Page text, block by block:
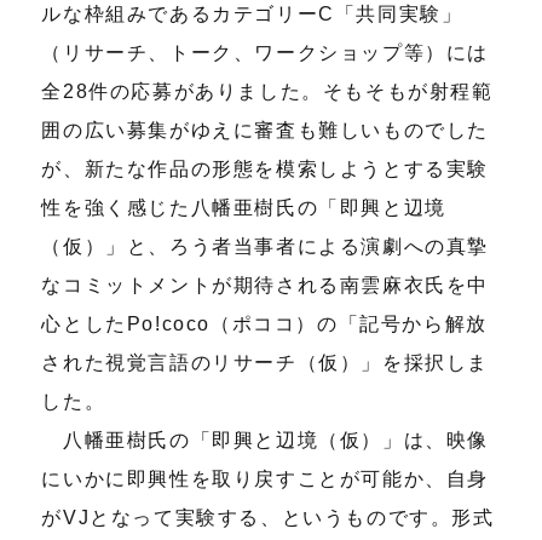
ルな枠組みであるカテゴリーC「共同実験」
（リサーチ、トーク、ワークショップ等）には
全28件の応募がありました。そもそもが射程範
囲の広い募集がゆえに審査も難しいものでした
が、新たな作品の形態を模索しようとする実験
性を強く感じた八幡亜樹氏の「即興と辺境
（仮）」と、ろう者当事者による演劇への真摯
なコミットメントが期待される南雲麻衣氏を中
心としたPo!coco（ポココ）の「記号から解放
された視覚言語のリサーチ（仮）」を採択しま
した。
八幡亜樹氏の「即興と辺境（仮）」は、映像
にいかに即興性を取り戻すことが可能か、自身
がVJとなって実験する、というものです。形式